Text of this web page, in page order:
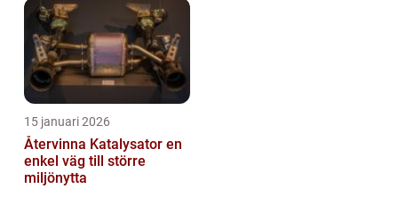
15 januari 2026
Återvinna Katalysator en
enkel väg till större
miljönytta